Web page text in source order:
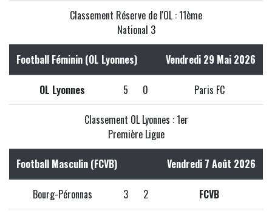
Classement Réserve de l'OL : 11ème
National 3
Football Féminin (OL Lyonnes) Vendredi 29 Mai 2026
OL Lyonnes 5 0 Paris FC
Classement OL Lyonnes : 1er
Première Ligue
Football Masculin (FCVB) Vendredi 7 Août 2026
Bourg-Péronnas 3 2 FCVB